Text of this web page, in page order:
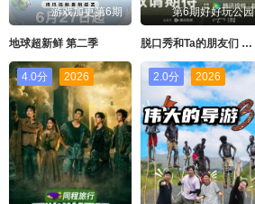
游戏加更第6期
地球超新鲜 第二季
第6期好好玩公园
脱口秀和Ta的朋友们 第三季
4.0分 2026 2.0分 2026